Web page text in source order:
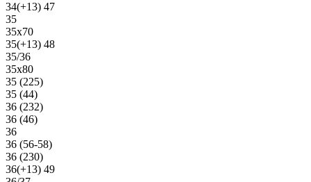
34(+13) 47
35
35х70
35(+13) 48
35/36
35х80
35 (225)
35 (44)
36 (232)
36 (46)
36
36 (56-58)
36 (230)
36(+13) 49